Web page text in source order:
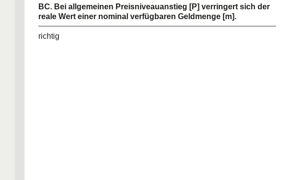
BC. Bei allgemeinen Preisniveauanstieg [P] verringert sich der
reale Wert einer nominal verfügbaren Geldmenge [m].
richtig